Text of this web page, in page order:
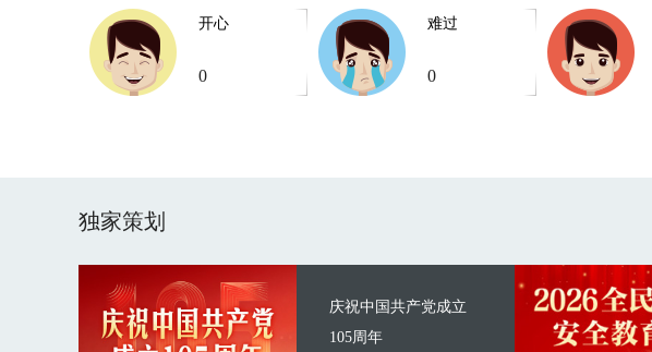
开心
0
难过
0
独家策划
庆祝中国共产党成立
105周年